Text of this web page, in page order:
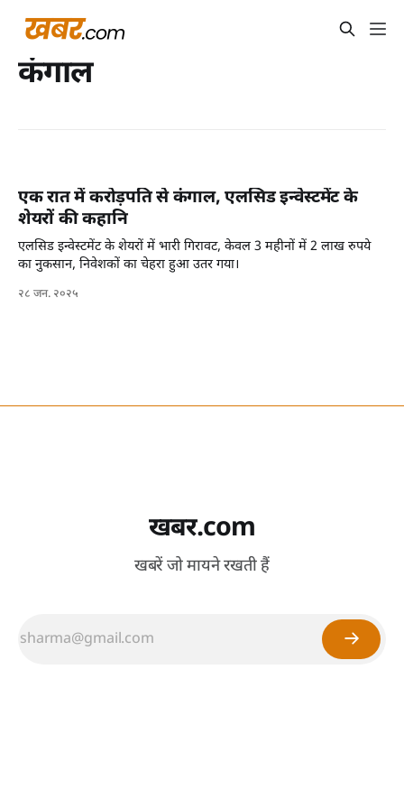
कंगाल
एक रात में करोड़पति से कंगाल, एलसिड इन्वेस्टमेंट के
शेयरों की कहानि
एलसिड इन्वेस्टमेंट के शेयरों में भारी गिरावट, केवल 3 महीनों में 2 लाख रुपये
का नुकसान, निवेशकों का चेहरा हुआ उतर गया।
२८ जन. २०२५
खबर.com
खबरें जो मायने रखती हैं